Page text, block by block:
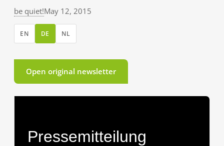
be quiet!May 12, 2015
EN DE NL
Open original newsletter